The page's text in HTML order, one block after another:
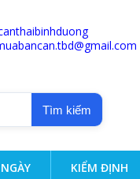
Tìm kiếm
KIỂM ĐỊNH